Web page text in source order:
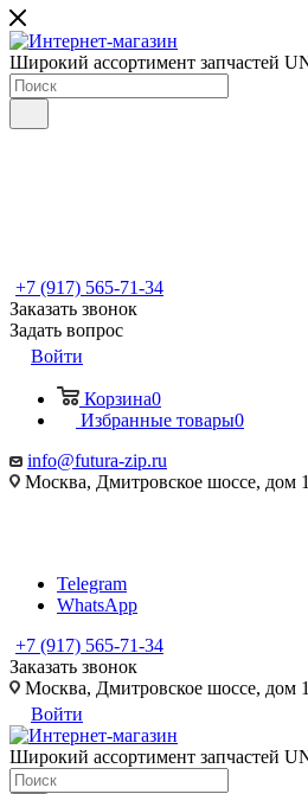
Широкий ассортимент запчастей
+7 (917) 565-71-34
Заказать звонок
Задать вопрос
Войти
Корзина0
Избранные товары0
info@futura-zip.ru
Москва, Дмитровское шоссе, дом
Telegram
WhatsApp
+7 (917) 565-71-34
Заказать звонок
Москва, Дмитровское шоссе, дом
Войти
Широкий ассортимент запчастей